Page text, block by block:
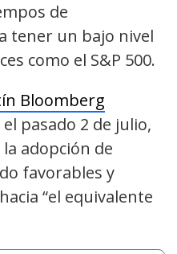
de
tener un bajo nivel
como el S&P 500.
Bloomberg
pasado 2 de julio,
adopción de
favorables y
“el equivalente